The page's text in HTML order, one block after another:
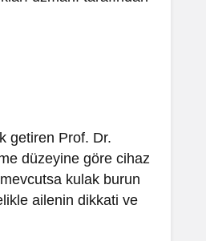
getiren Prof. Dr.
düzeyine göre cihaz
kulak burun
ailenin dikkati ve